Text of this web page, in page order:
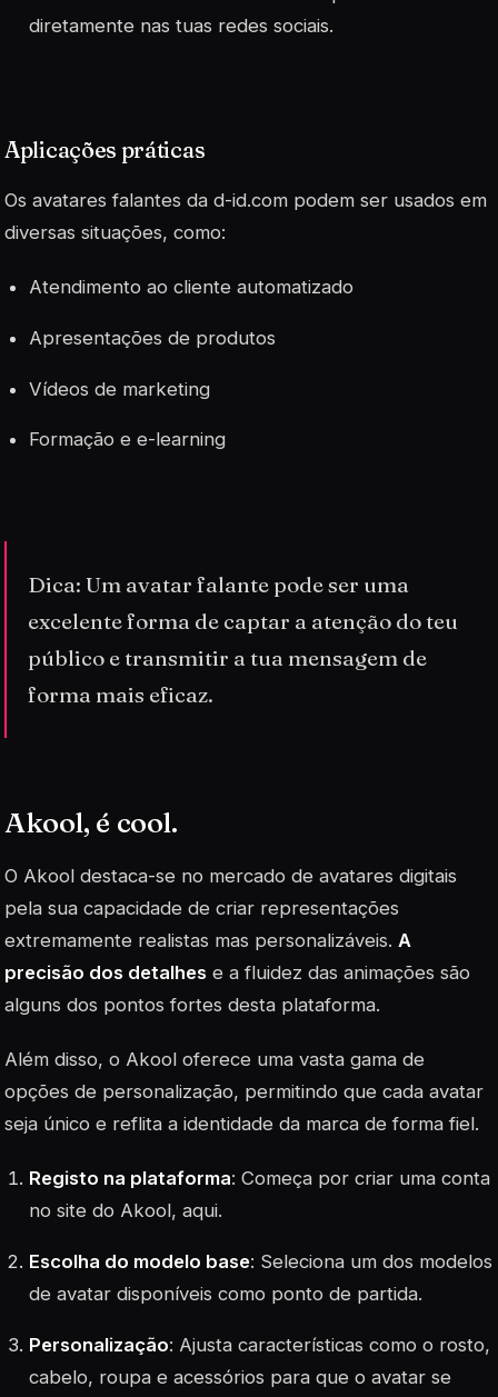
diretamente nas tuas redes sociais.
Aplicações práticas
Os avatares falantes da d-id.com podem ser usados em
diversas situações, como:
Atendimento ao cliente automatizado
Apresentações de produtos
Vídeos de marketing
Formação e e-learning
Dica: Um avatar falante pode ser uma
excelente forma de captar a atenção do teu
público e transmitir a tua mensagem de
forma mais eficaz.
Akool, é cool.
O Akool destaca-se no mercado de avatares digitais
pela sua capacidade de criar representações
extremamente realistas mas personalizáveis. A
precisão dos detalhes e a fluidez das animações são
alguns dos pontos fortes desta plataforma.
Além disso, o Akool oferece uma vasta gama de
opções de personalização, permitindo que cada avatar
seja único e reflita a identidade da marca de forma fiel.
Registo na plataforma: Começa por criar uma conta
no site do Akool, aqui.
Escolha do modelo base: Seleciona um dos modelos
de avatar disponíveis como ponto de partida.
Personalização: Ajusta características como o rosto,
cabelo, roupa e acessórios para que o avatar se